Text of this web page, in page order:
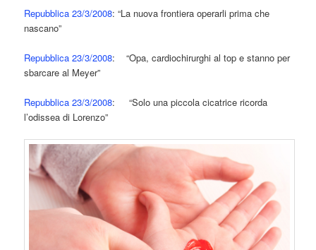
Repubblica 23/3/2008: “La nuova frontiera operarli prima che
nascano”
Repubblica 23/3/2008: “Opa, cardiochirurghi al top e stanno per
sbarcare al Meyer”
Repubblica 23/3/2008: “Solo una piccola cicatrice ricorda
l’odissea di Lorenzo”